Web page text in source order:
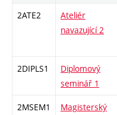
2ATE2
Ateliér
navazující 2
2DIPLS1
Diplomový
seminář 1
2MSEM1
Magisterský